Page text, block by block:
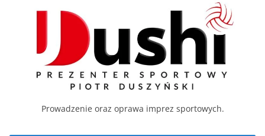
Prowadzenie oraz oprawa imprez sportowych.